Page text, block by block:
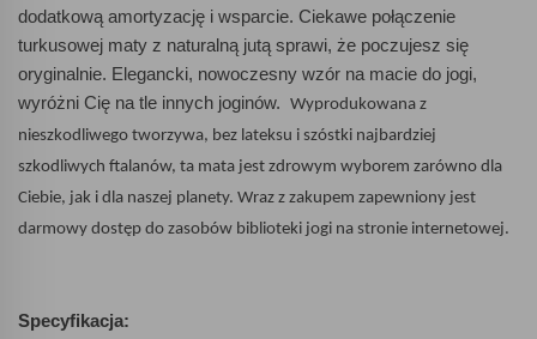
dodatkową amortyzację i wsparcie. Ciekawe połączenie
turkusowej maty z naturalną jutą sprawi, że poczujesz się
oryginalnie. Elegancki, nowoczesny wzór na macie do jogi,
wyróżni Cię na tle innych joginów. Wyprodukowana z
nieszkodliwego tworzywa, bez lateksu i szóstki najbardziej
szkodliwych ftalanów, ta mata jest zdrowym wyborem zarówno dla
Ciebie, jak i dla naszej planety. Wraz z zakupem zapewniony jest
darmowy dostęp do zasobów biblioteki jogi na stronie internetowej.
Specyfikacja: